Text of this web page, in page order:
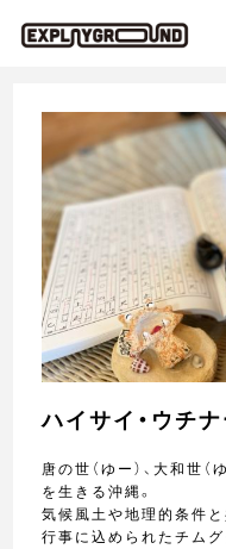
ハイサイ・ウチ
唐の世（ゆー）、大和世（
を生きる沖縄。
気候風土や地理的条件
行事に込められたチム